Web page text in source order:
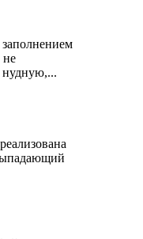
не
нудную,...